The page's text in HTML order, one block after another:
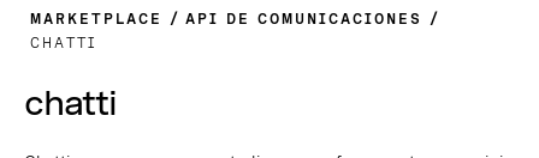
MARKETPLACE
API DE COMUNICACIONES
CHATTI
chatti